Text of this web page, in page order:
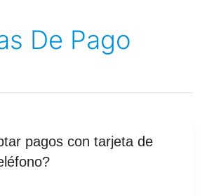
De Pago
pagos con tarjeta de